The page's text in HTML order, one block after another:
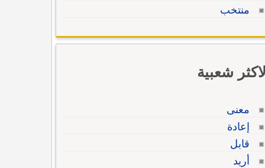
منتخب
الاكثر شعبية
معنى
إعادة
قابل
أريد